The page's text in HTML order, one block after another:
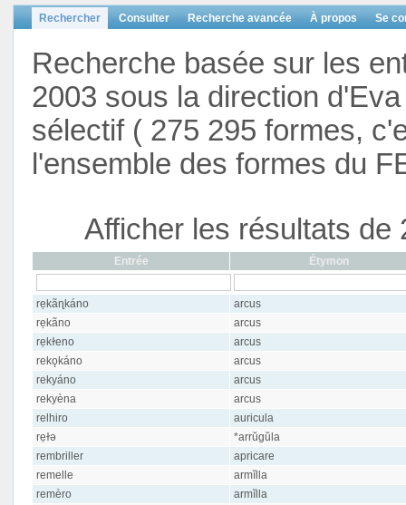
Rechercher Consulter Recherche avancée À propos Se
Recherche basée sur les
2003 sous la direction
sélectif ( 275 295 formes,
l'ensemble des formes du
Afficher les résultats de
Entrée Étymon
rẹkãɳkáno
arcus
rẹkãno
arcus
rẹkɫeno
arcus
rekǫkáno
arcus
rekyáno
arcus
rekyèna
arcus
relhiro
auricula
rẹɫə
*arrŭgŭla
rembriller
apricare
remelle
armĭlla
remèro
armĭlla